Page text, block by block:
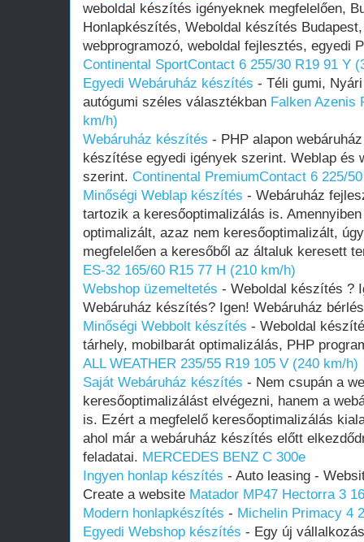
weboldal készítés igényeknek megfelelően,
Honlapkészítés, Weboldal készítés
webprogramozó, weboldal fejlesztés, egyedi
Continental SportContact 6 255/30 R19 91 Y
Egyedi Webáruház készítés - Téli gumi,
autógumi széles választékban Falken Azenis
km/h)
Webáruház készítés - PHP alapon
készítése egyedi igények szerint. Weblap és
szerint. Continental PremiumContact 6 225/
Minőségi Weblap készítés - Webáruház
tartozik a keresőoptimalizálás is.
optimalizált, azaz nem keresőoptimalizált,
megfelelően a keresőből az általuk keresett
ES-32 165/60 R15 77 H (210 km/h)
Webshop üzemeltetés - Weboldal készítés ?
Webáruház készítés? Igen! Webáruház
Minőségi Webbolt készítés - Weboldal
tárhely, mobilbarát optimalizálás, PHP
ALL WEATHER 235/55 R19 105 V (240 km/h)
Saját Webáruház készítés - Nem csupán a
keresőoptimalizálást elvégezni, hanem a
is. Ezért a megfelelő keresőoptimalizálás
ahol már a webáruház készítés előtt
feladatai. MERCEDES BENZ C 300e
Ingyen honlap készítés - Auto leasing -
Create a website Matador MP47 Hectorra 3
Modern honlapkészítés - Michelin Primacy 4
Egyedi Webshop készítés - Egy új